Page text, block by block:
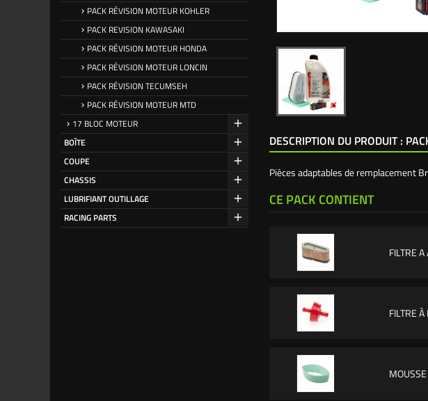
PACK RÉVISION MOTEUR KOHLER
PACK REVISION KAWASAKI
PACK RÉVISION MOTEUR HONDA
PACK RÉVISION MOTEUR LONCIN
PACK RÉVISION TECUMSEH
PACK RÉVISION MOTEUR MTD
17 BLOC MOTEUR
BOÎTE
COUPE
CHASSIS
LUBRIFIANT OUTILLAGE
RACING PARTS
DESCRIPTION DU PRODUIT :
Pièces adaptables de remplacement
CE PACK CONTIENT
FILTRE
FILTRE